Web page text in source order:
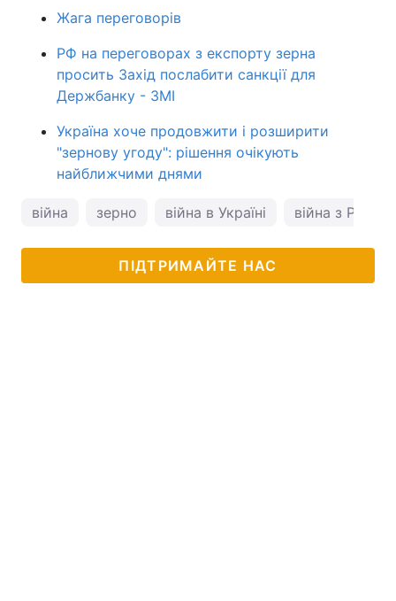
Жага переговорів
РФ на переговорах з експорту зерна
просить Захід послабити санкції для
Держбанку - ЗМІ
Україна хоче продовжити і розширити
"зернову угоду": рішення очікують
найближчими днями
війна зерно війна в Україні війна з Росією
ПІДТРИМАЙТЕ НАС